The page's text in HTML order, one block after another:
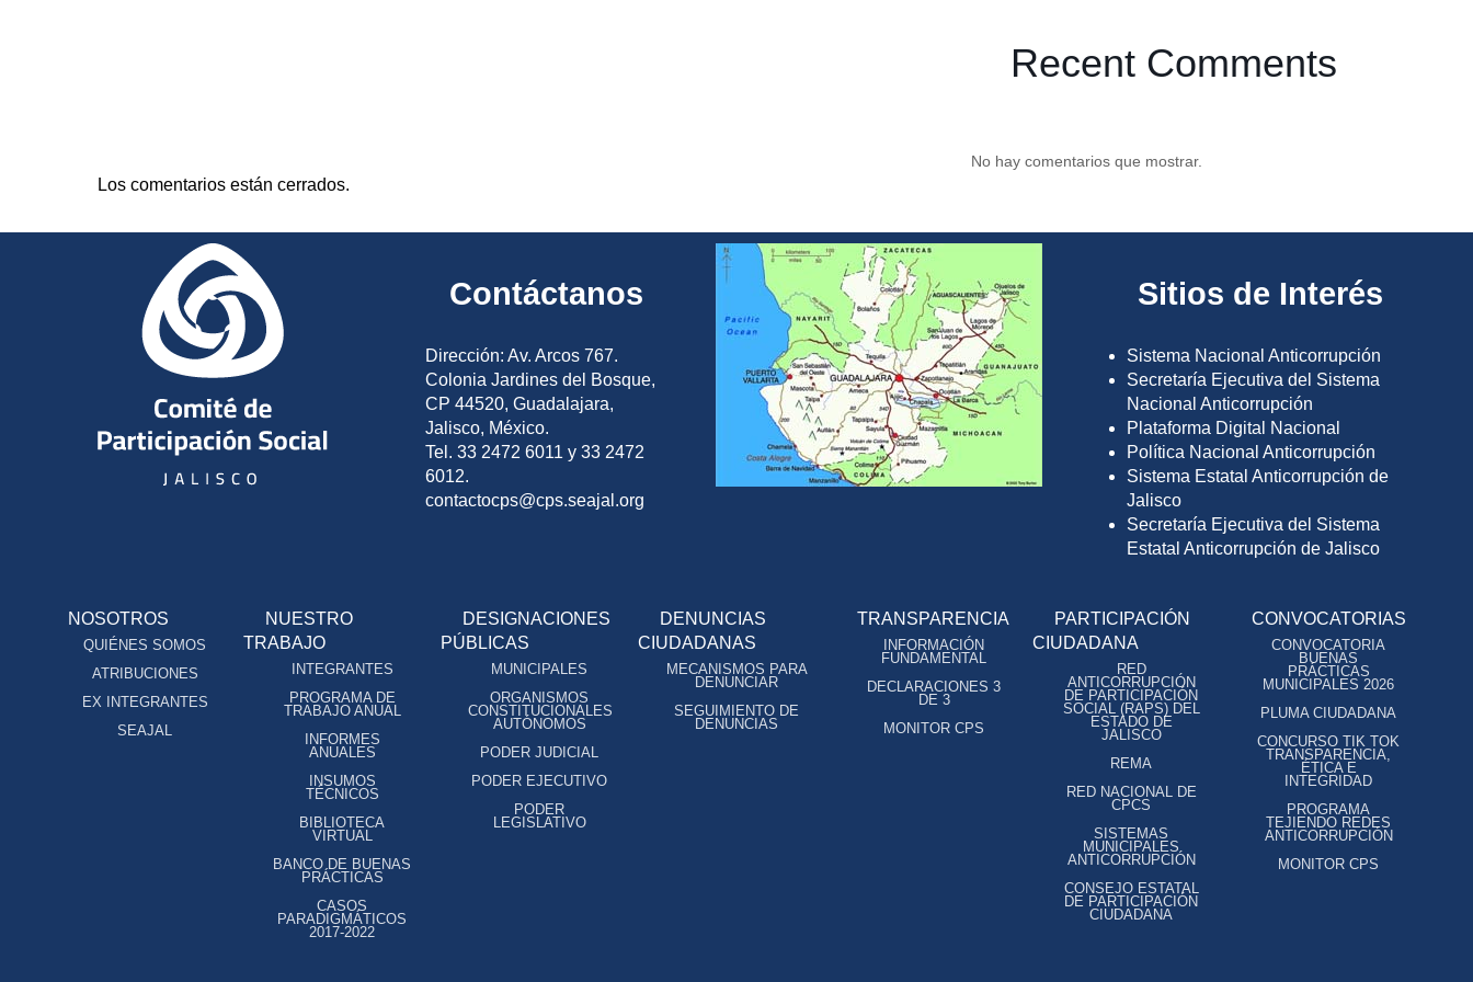
Recent Comments
No hay comentarios que mostrar.
Los comentarios están cerrados.
Contáctanos
Dirección: Av. Arcos 767.
Colonia Jardines del Bosque,
CP 44520, Guadalajara,
Jalisco, México.
Tel. 33 2472 6011 y 33 2472
6012.
contactocps@cps.seajal.org
Sitios de Interés
Sistema Nacional Anticorrupción
Secretaría Ejecutiva del Sistema
Nacional Anticorrupción
Plataforma Digital Nacional
Política Nacional Anticorrupción
Sistema Estatal Anticorrupción de
Jalisco
Secretaría Ejecutiva del Sistema
Estatal Anticorrupción de Jalisco
NOSOTROS
QUIÉNES SOMOS
ATRIBUCIONES
EX INTEGRANTES
SEAJAL
NUESTRO
TRABAJO
INTEGRANTES
PROGRAMA DE
TRABAJO ANUAL
INFORMES
ANUALES
INSUMOS
TÉCNICOS
BIBLIOTECA
VIRTUAL
BANCO DE BUENAS
PRÁCTICAS
CASOS
PARADIGMÁTICOS
2017-2022
DESIGNACIONES
PÚBLICAS
MUNICIPALES
ORGANISMOS
CONSTITUCIONALES
AUTÓNOMOS
PODER JUDICIAL
PODER EJECUTIVO
PODER
LEGISLATIVO
DENUNCIAS
CIUDADANAS
MECANISMOS PARA
DENUNCIAR
SEGUIMIENTO DE
DENUNCIAS
TRANSPARENCIA
INFORMACIÓN
FUNDAMENTAL
DECLARACIONES 3
DE 3
MONITOR CPS
PARTICIPACIÓN
CIUDADANA
RED
ANTICORRUPCIÓN
DE PARTICIPACIÓN
SOCIAL (RAPS) DEL
ESTADO DE
JALISCO
REMA
RED NACIONAL DE
CPCS
SISTEMAS
MUNICIPALES
ANTICORRUPCIÓN
CONSEJO ESTATAL
DE PARTICIPACIÓN
CIUDADANA
CONVOCATORIAS
CONVOCATORIA
BUENAS
PRÁCTICAS
MUNICIPALES 2026
PLUMA CIUDADANA
CONCURSO TIK TOK
TRANSPARENCIA,
ÉTICA E
INTEGRIDAD
PROGRAMA
TEJIENDO REDES
ANTICORRUPCIÓN
MONITOR CPS